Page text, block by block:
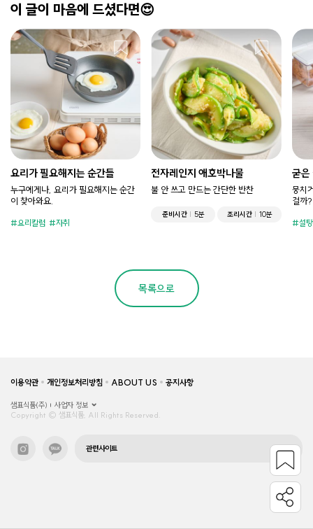
이 글이 마음에 드셨다면😍
요리가 필요해지는 순간들
누구에게나, 요리가 필요해지는 순간
이 찾아와요.
요리칼럼 자취
전자레인지 애호박나물
불 안 쓰고 만드는 간단한 반찬
준비시간 5분 조리시간 10분
굳은
뭉치
걸까?
설탕
목록으로
이용약관 개인정보처리방침 ABOUT US 공지사항
샘표식품(주)
사업자 정보
Copyright © 샘표식품, All Rights Reserved.
관련사이트